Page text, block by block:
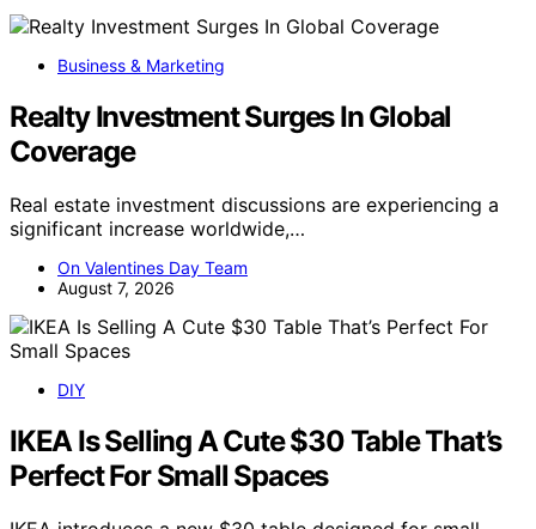
Business & Marketing
Realty Investment Surges In Global
Coverage
Real estate investment discussions are experiencing a
significant increase worldwide,…
On Valentines Day Team
August 7, 2026
DIY
IKEA Is Selling A Cute $30 Table That’s
Perfect For Small Spaces